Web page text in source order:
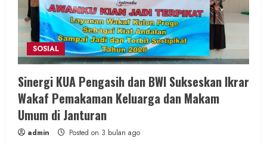
SOSIAL
Sinergi KUA Pengasih dan BWI Sukseskan Ikrar
Wakaf Pemakaman Keluarga dan Makam
Umum di Janturan
admin Posted on 3 bulan ago